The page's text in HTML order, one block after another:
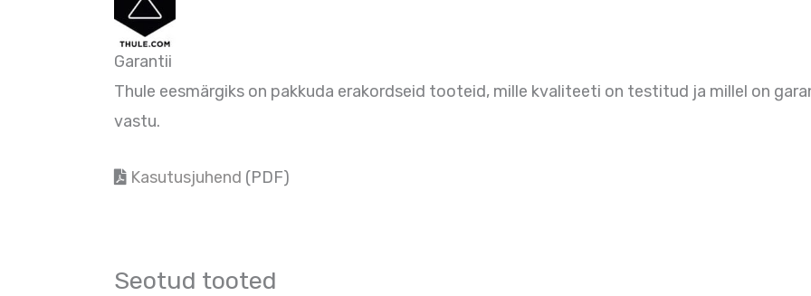
Garantii
Thule eesmärgiks on pakkuda erakordseid tooteid, mille kvaliteeti on testitud ja millel on
vastu.
Kasutusjuhend (PDF)
Seotud tooted